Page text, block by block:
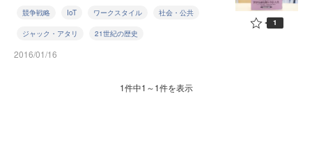
競争戦略 IoT ワークスタイル 社会・公共
ジャック・アタリ 21世紀の歴史
2016/01/16
1
1件中1～1件を表示